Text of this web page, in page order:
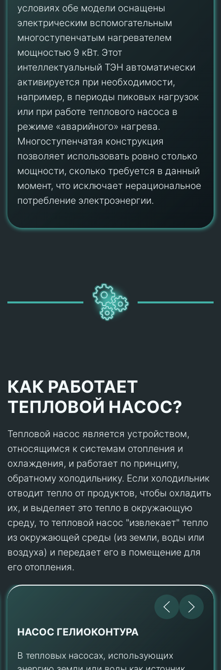
условиях обе модели оснащены
электрическим вспомогательным
многоступенчатым нагревателем
мощностью 9 кВт. Этот
интеллектуальный ТЭН автоматически
активируется при необходимости,
например, в периоды пиковых нагрузок
или при работе теплового насоса в
режиме «аварийного» нагрева.
Многоступенчатая конструкция
позволяет использовать ровно столько
мощности, сколько требуется в данный
момент, что исключает нерациональное
потребление электроэнергии.
КАК РАБОТАЕТ
ТЕПЛОВОЙ НАСОС?
Тепловой насос является устройством,
относящимся к системам отопления и
охлаждения, и работает по принципу,
обратному холодильнику. Если холодильник
отводит тепло от продуктов, чтобы охладить
их, и выделяет это тепло в окружающую
среду, то тепловой насос "извлекает" тепло
из окружающей среды (из земли, воды или
воздуха) и передает его в помещение для
его отопления.
ИСПАРИТЕЛЬ
В испарителе хладагент, циркулирующий в